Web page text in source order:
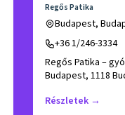
Regős Patika
Budapest,
+36 1/246-3334
Regős Patika –
Budapest, 1118
Részletek →